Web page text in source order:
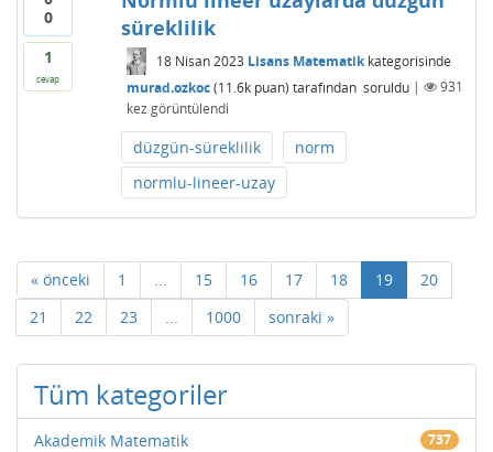
0
1
cevap
süreklilik
18 Nisan 2023 Lisans Matematikkategorisinde
murad.ozkoc (11.6kpuan) tarafından soruldu |
931
kez görüntülendi
düzgün-süreklilik
norm
normlu-lineer-uzay
« önceki 1 15 16 17 18 19
20
21
22 23 1000 sonraki »
Tüm kategoriler
Akademik Matematik 737